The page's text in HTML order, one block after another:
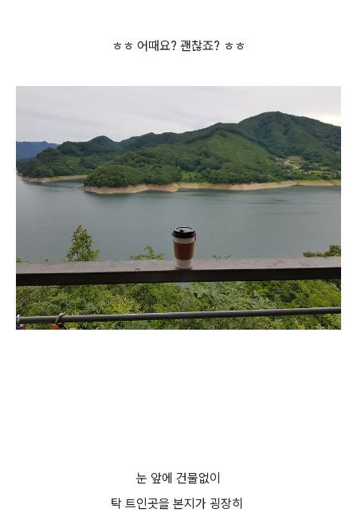
ㅎㅎ 어때요? 괜찮죠? ㅎㅎ
눈 앞에 건물없이
탁 트인곳을 본지가 굉장히